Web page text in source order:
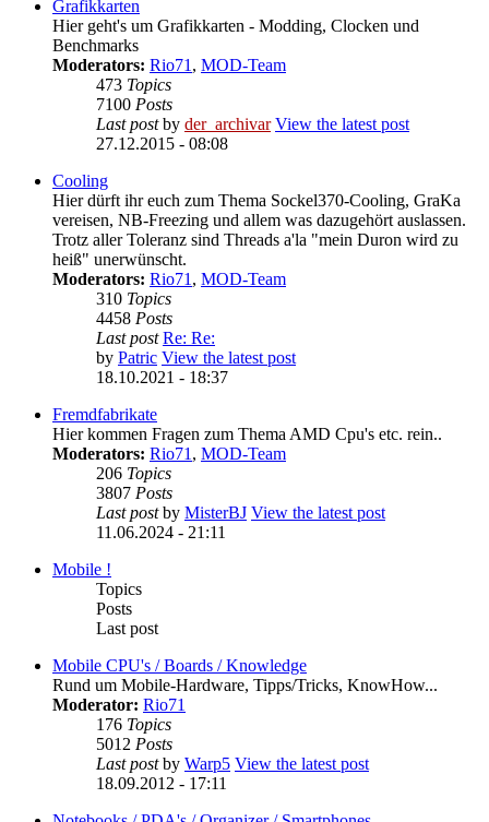
Grafikkarten
Hier geht's um Grafikkarten - Modding, Clocken und
Benchmarks
Moderators: Rio71, MOD-Team
473 Topics
7100 Posts
Last postby der_archivar View the latest post
27.12.2015 - 08:08
Cooling
Hier dürft ihr euch zum Thema Sockel370-Cooling, GraKa
vereisen, NB-Freezing und allem was dazugehört auslassen.
Trotz aller Toleranz sind Threads a'la "mein Duron wird zu
heiß" unerwünscht.
Moderators: Rio71, MOD-Team
310 Topics
4458 Posts
Last post Re: Re:
by Patric View the latest post
18.10.2021 - 18:37
Fremdfabrikate
Hier kommen Fragen zum Thema AMD Cpu's etc. rein..
Moderators: Rio71, MOD-Team
206 Topics
3807 Posts
Last postby MisterBJ View the latest post
11.06.2024 - 21:11
Mobile !
Topics
Posts
Last post
Mobile CPU's / Boards / Knowledge
Rund um Mobile-Hardware, Tipps/Tricks, KnowHow...
Moderator: Rio71
176 Topics
5012 Posts
Last postby Warp5 View the latest post
18.09.2012 - 17:11